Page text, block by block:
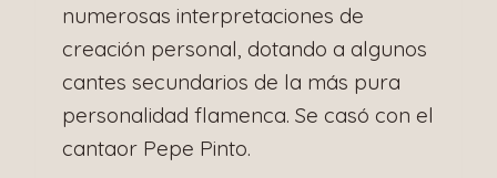
numerosas interpretaciones de
creación personal, dotando a algunos
cantes secundarios de la más pura
personalidad flamenca. Se casó con el
cantaor Pepe Pinto.